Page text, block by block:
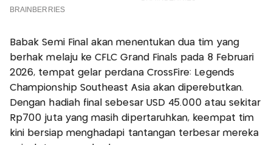
Babak Semi Final akan menentukan dua tim yang
berhak melaju ke CFLC Grand Finals pada 8 Februari
2026, tempat gelar perdana CrossFire: Legends
Championship Southeast Asia akan diperebutkan.
Dengan hadiah final sebesar USD 45.000 atau sekitar
Rp700 juta yang masih dipertaruhkan, keempat tim
kini bersiap menghadapi tantangan terbesar mereka